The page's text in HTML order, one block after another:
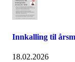
Innkalling til
18.02.2026